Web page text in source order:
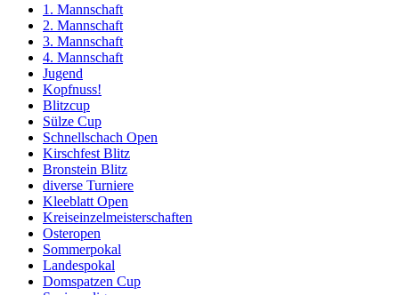
1. Mannschaft
2. Mannschaft
3. Mannschaft
4. Mannschaft
Jugend
Kopfnuss!
Blitzcup
Sülze Cup
Schnellschach Open
Kirschfest Blitz
Bronstein Blitz
diverse Turniere
Kleeblatt Open
Kreiseinzelmeisterschaften
Osteropen
Sommerpokal
Landespokal
Domspatzen Cup